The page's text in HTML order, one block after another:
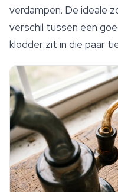
verdampen. De ideale
verschil tussen een
klodder zit in die paar